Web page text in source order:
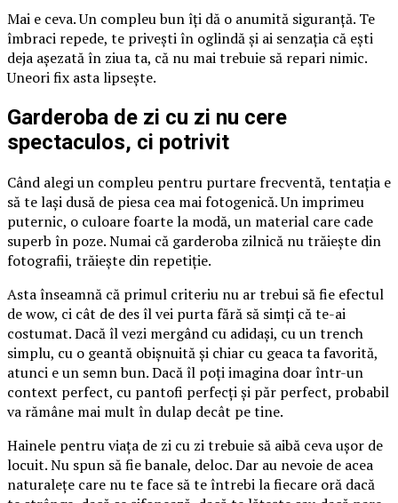
Mai e ceva. Un compleu bun îți dă o anumită siguranță. Te
îmbraci repede, te privești în oglindă și ai senzația că ești
deja așezată în ziua ta, că nu mai trebuie să repari nimic.
Uneori fix asta lipsește.
Garderoba de zi cu zi nu cere
spectaculos, ci potrivit
Când alegi un compleu pentru purtare frecventă, tentația e
să te lași dusă de piesa cea mai fotogenică. Un imprimeu
puternic, o culoare foarte la modă, un material care cade
superb în poze. Numai că garderoba zilnică nu trăiește din
fotografii, trăiește din repetiție.
Asta înseamnă că primul criteriu nu ar trebui să fie efectul
de wow, ci cât de des îl vei purta fără să simți că te-ai
costumat. Dacă îl vezi mergând cu adidași, cu un trench
simplu, cu o geantă obișnuită și chiar cu geaca ta favorită,
atunci e un semn bun. Dacă îl poți imagina doar într-un
context perfect, cu pantofi perfecți și păr perfect, probabil
va rămâne mai mult în dulap decât pe tine.
Hainele pentru viața de zi cu zi trebuie să aibă ceva ușor de
locuit. Nu spun să fie banale, deloc. Dar au nevoie de acea
naturalețe care nu te face să te întrebi la fiecare oră dacă